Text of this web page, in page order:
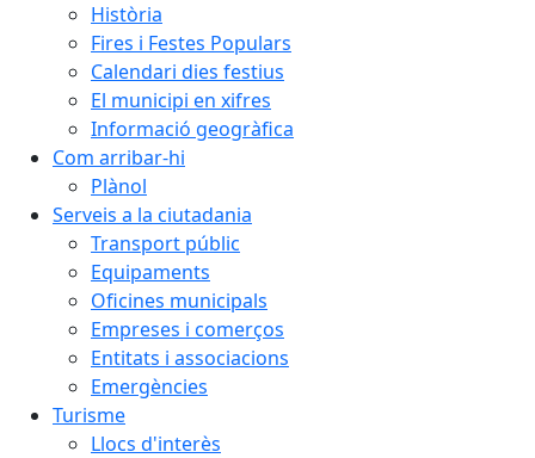
Història
Fires i Festes Populars
Calendari dies festius
El municipi en xifres
Informació geogràfica
Com arribar-hi
Plànol
Serveis a la ciutadania
Transport públic
Equipaments
Oficines municipals
Empreses i comerços
Entitats i associacions
Emergències
Turisme
Llocs d'interès